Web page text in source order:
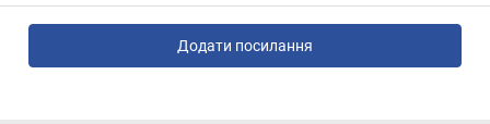
Додати посилання